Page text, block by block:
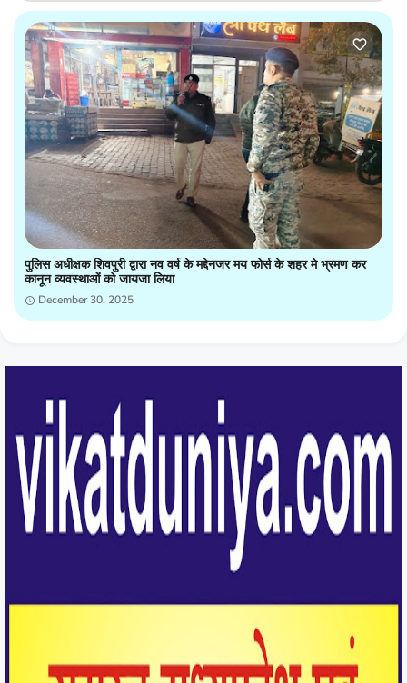
पुलिस अधीक्षक शिवपुरी द्वारा नव वर्ष के मद्देनजर मय फोर्स के शहर मे भ्रमण कर
कानून व्यवस्थाओं को जायजा लिया
December 30, 2025